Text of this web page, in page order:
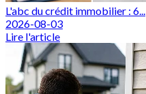
L'abc du crédit immobilier : 6...
2026-08-03
Lire l'article